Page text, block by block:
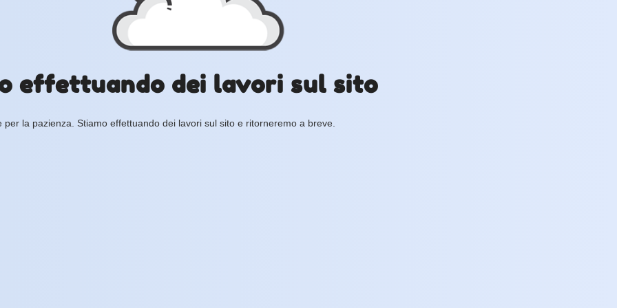
effettuando dei lavori sul sito
per la pazienza. Stiamo effettuando dei lavori sul sito e ritorneremo a breve.